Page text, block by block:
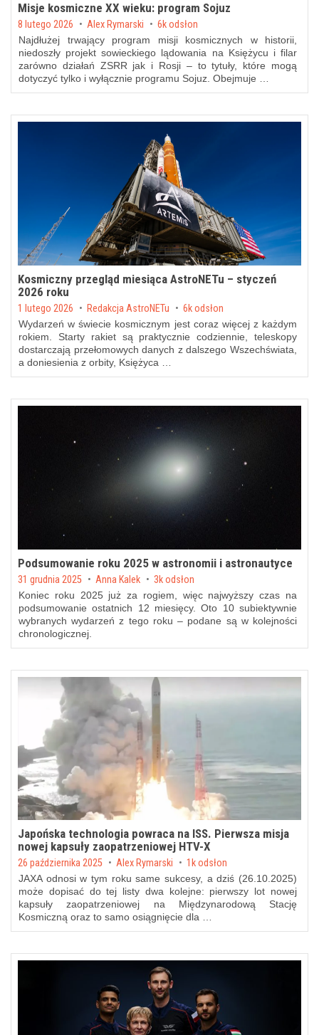
Misje kosmiczne XX wieku: program Sojuz
Posted on
8 lutego 2026 by Alex Rymarski 6k odsłon
Najdłużej trwający program misji kosmicznych w historii,
niedoszły projekt sowieckiego lądowania na Księżycu i filar
zarówno działań ZSRR jak i Rosji – to tytuły, które mogą
dotyczyć tylko i wyłącznie programu Sojuz. Obejmuje …
Kosmiczny przegląd miesiąca AstroNETu – styczeń
2026 roku
Posted on
1 lutego 2026 by Redakcja AstroNETu 6k odsłon
Wydarzeń w świecie kosmicznym jest coraz więcej z każdym
rokiem. Starty rakiet są praktycznie codziennie, teleskopy
dostarczają przełomowych danych z dalszego Wszechświata,
a doniesienia z orbity, Księżyca …
Podsumowanie roku 2025 w astronomii i astronautyce
Posted on
31 grudnia 2025 by Anna Kalek 3k odsłon
Koniec roku 2025 już za rogiem, więc najwyższy czas na
podsumowanie ostatnich 12 miesięcy. Oto 10 subiektywnie
wybranych wydarzeń z tego roku – podane są w kolejności
chronologicznej.
Japońska technologia powraca na ISS. Pierwsza misja
nowej kapsuły zaopatrzeniowej HTV-X
Posted on
26 października 2025 by Alex Rymarski 1k odsłon
JAXA odnosi w tym roku same sukcesy, a dziś (26.10.2025)
może dopisać do tej listy dwa kolejne: pierwszy lot nowej
kapsuły zaopatrzeniowej na Międzynarodową Stację
Kosmiczną oraz to samo osiągnięcie dla …